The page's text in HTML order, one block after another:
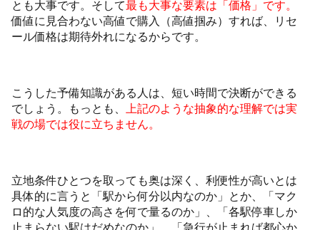
とも大事です。そして最も大事な要素は「価格」です。
価値に見合わない高値で購入（高値掴み）すれば、リセ
ール価格は期待外れになるからです。
こうした予備知識がある人は、短い時間で決断ができる
でしょう。もっとも、
上記のような抽象的な理解では実
戦の場では役に立ちません。
立地条件ひとつを取っても奥は深く、利便性が高いとは
具体的に言うと「駅から何分以内なのか」とか、「マク
ロ的な人気度の高さを何で量るのか」、「各駅停車しか
止まらない駅はだめなのか」、「急行が止まれば都心か